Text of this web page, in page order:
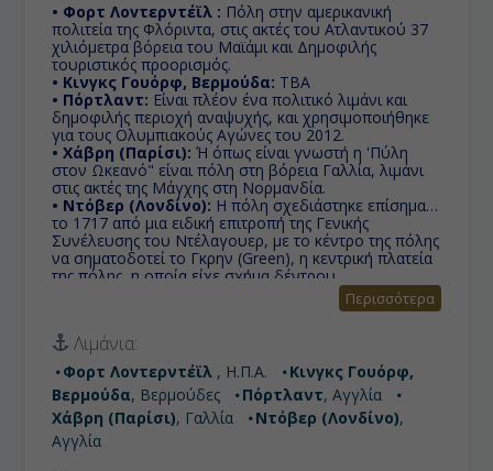
• Φορτ Λοvτερντέϊλ : Πόλη στην αμερικανική
πολιτεία της Φλόριντα, στις ακτές του Ατλαντικού 37
χιλιόμετρα βόρεια του Μαϊάμι και Δημοφιλής
τουριστικός προορισμός.
• Κινγκς Γουόρφ, Βερμούδα: TBA
• Πόρτλαντ: Eίναι πλέον ένα πολιτικό λιμάνι και
δημοφιλής περιοχή αναψυχής, και χρησιμοποιήθηκε
για τους Ολυμπιακούς Αγώνες του 2012.
• Χάβρη (Παρίσι): Ή όπως είναι γνωστή η 'Πύλη
στον Ωκεανό" είναι πόλη στη βόρεια Γαλλία, λιμάνι
στις ακτές της Μάγχης στη Νορμανδία.
• Ντόβερ (Λονδίνο): Η πόλη σχεδιάστηκε επίσημα
το 1717 από μια ειδική επιτροπή της Γενικής
Συνέλευσης του Ντέλαγουερ, με το κέντρο της πόλης
να σηματοδοτεί το Γκρην (Green), η κεντρική πλατεία
της πόλης, η οποία είχε σχήμα δέντρου.
Περισσότερα
Λιμάνια:
Φορτ Λοvτερντέϊλ , Η.Π.Α.
Κινγκς Γουόρφ,
Βερμούδα, Βερμούδες Πόρτλαντ, Αγγλία
Χάβρη (Παρίσι), Γαλλία Ντόβερ (Λονδίνο),
Αγγλία